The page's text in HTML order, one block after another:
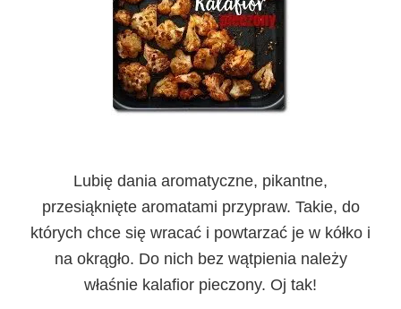
Lubię dania aromatyczne, pikantne,
przesiąknięte aromatami przypraw. Takie, do
których chce się wracać i powtarzać je w kółko i
na okrągło. Do nich bez wątpienia należy
właśnie kalafior pieczony. Oj tak!